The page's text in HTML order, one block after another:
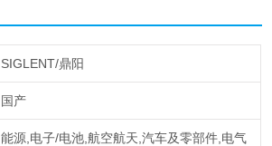
SIGLENT/鼎阳
国产
能源,电子/电池,航空航天,汽车及零部件,电气